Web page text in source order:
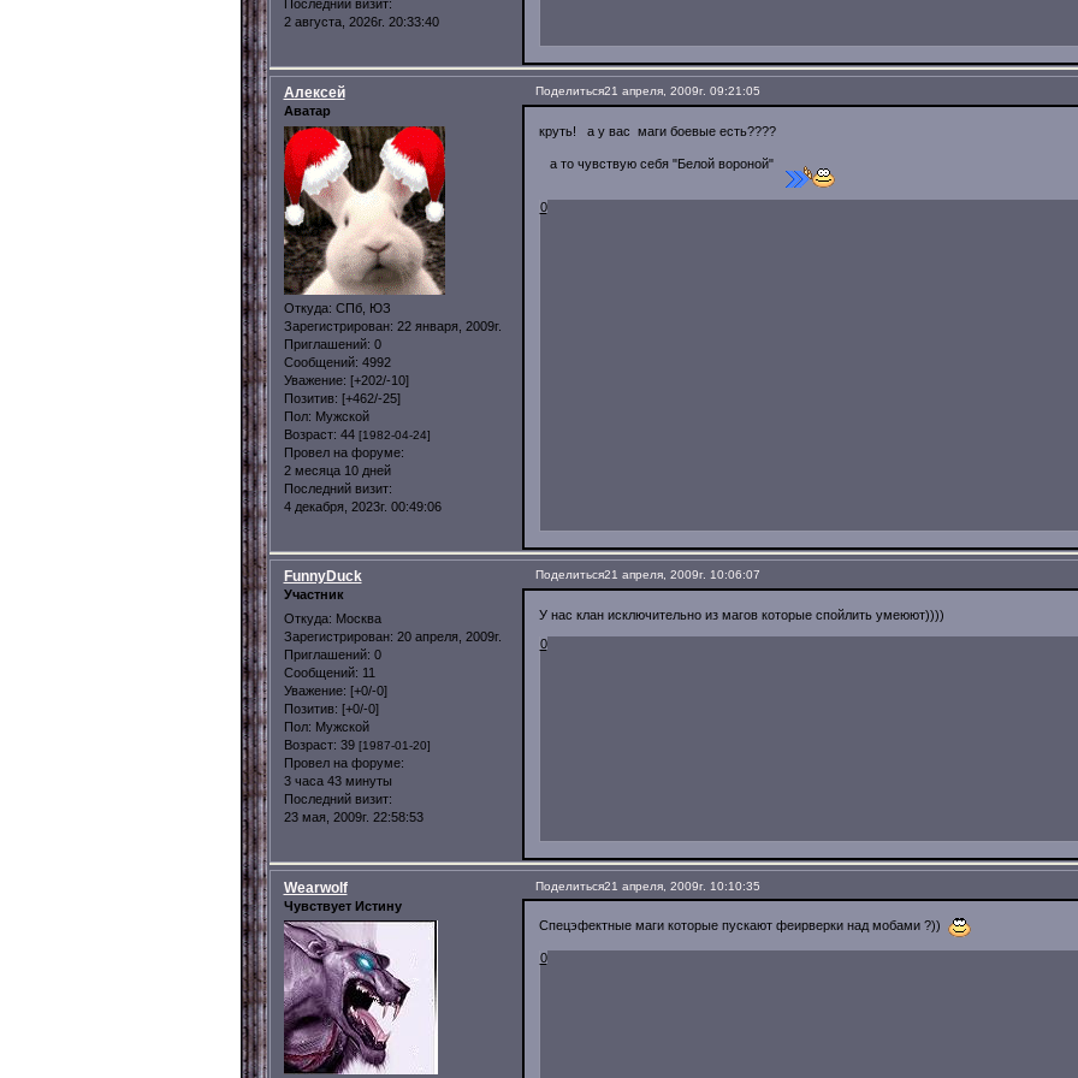
Последний визит:
2 августа, 2026г. 20:33:40
Поделиться21 апреля, 2009г. 09:21:05
Алексей
Аватар
Откуда: СПб, ЮЗ
Зарегистрирован: 22 января, 2009г.
Приглашений: 0
Сообщений: 4992
Уважение: [+202/-10]
Позитив: [+462/-25]
Пол: Мужской
Возраст: 44 [1982-04-24]
Провел на форуме:
2 месяца 10 дней
Последний визит:
4 декабря, 2023г. 00:49:06
круть! а у вас маги боевые есть????
а то чувствую себя "Белой вороной"
0
Поделиться21 апреля, 2009г. 10:06:07
FunnyDuck
Участник
Откуда: Москва
Зарегистрирован: 20 апреля, 2009г.
Приглашений: 0
Сообщений: 11
Уважение: [+0/-0]
Позитив: [+0/-0]
Пол: Мужской
Возраст: 39 [1987-01-20]
Провел на форуме:
3 часа 43 минуты
Последний визит:
23 мая, 2009г. 22:58:53
У нас клан исключительно из магов которые спойлить умеюют))))
0
Поделиться21 апреля, 2009г. 10:10:35
Wearwolf
Чувствует Истину
Спецэфектные маги которые пускают феирверки над мобами ?))
0